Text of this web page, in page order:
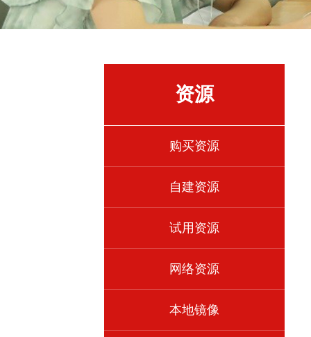
资源
购买资源
自建资源
试用资源
网络资源
本地镜像